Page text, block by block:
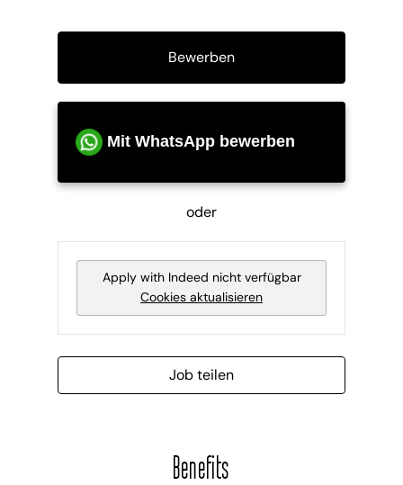
Bewerben
Mit WhatsApp bewerben
oder
Apply with Indeed nicht verfügbar
Cookies aktualisieren
Job teilen
Benefits